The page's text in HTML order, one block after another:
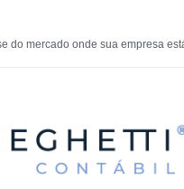
do mercado onde sua empresa